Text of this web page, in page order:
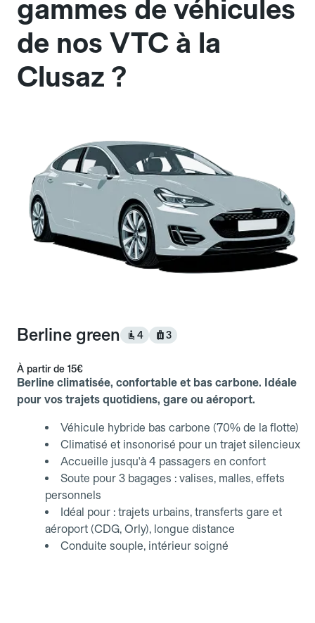
gammes de véhicules
de nos VTC à la
Clusaz ?
Berline green 4 3
À partir de 15€
Berline climatisée, confortable et bas carbone. Idéale
pour vos trajets quotidiens, gare ou aéroport.
Véhicule hybride bas carbone (70% de la flotte)
Climatisé et insonorisé pour un trajet silencieux
Accueille jusqu'à 4 passagers en confort
Soute pour 3 bagages : valises, malles, effets
personnels
Idéal pour : trajets urbains, transferts gare et
aéroport (CDG, Orly), longue distance
Conduite souple, intérieur soigné